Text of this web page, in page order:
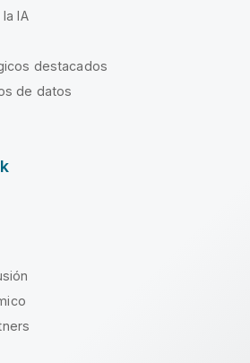
IA
destacados
de datos